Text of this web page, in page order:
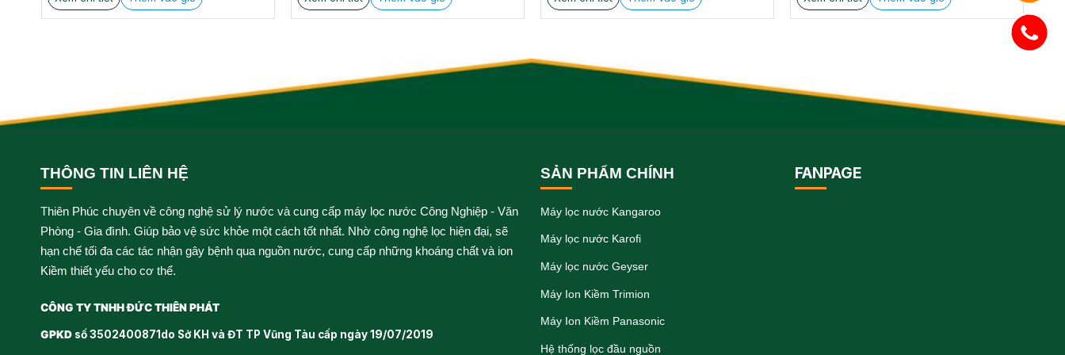
890.000 ₫.
1.450.000 ₫.
290.000 ₫.
275.000 ₫.
THÔNG TIN LIÊN HỆ
Thiên Phúc chuyên về công nghệ sử lý nước và cung cấp máy lọc nước Công Nghiệp - Văn
Phòng - Gia đình. Giúp bảo vệ sức khỏe một cách tốt nhất. Nhờ công nghệ lọc hiện đại, sẽ
hạn chế tối đa các tác nhận gây bệnh qua nguồn nước, cung cấp những khoáng chất và ion
Kiềm thiết yếu cho cơ thể.
CÔNG TY TNHH ĐỨC THIÊN PHÁT
GPKDsố 3502400871do Sở KH và ĐT TP Vũng Tàu cấp ngày 19/07/2019
SẢN PHẨM CHÍNH
Máy lọc nước Kangaroo
Máy lọc nước Karofi
Máy lọc nước Geyser
Máy Ion Kiềm Trimion
Máy Ion Kiềm Panasonic
Hệ thống lọc đầu nguồn
FANPAGE